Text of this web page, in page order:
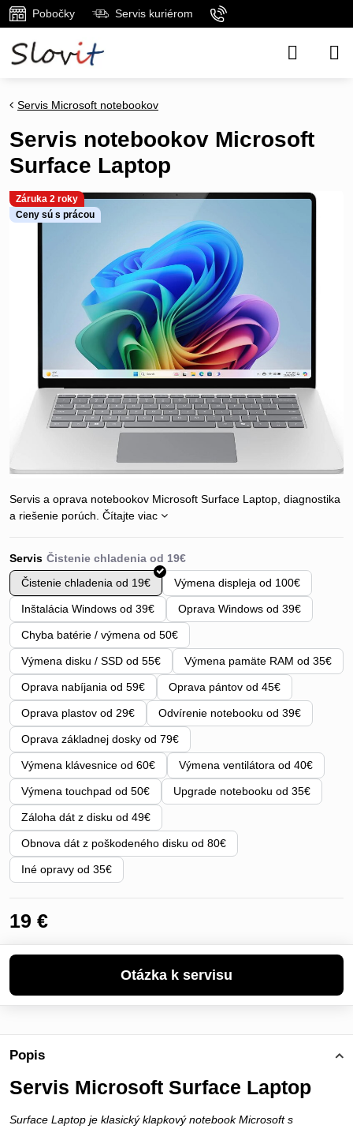
Pobočky Servis kuriérom
Záruka 2 roky
Ceny sú s prácou
Servis Microsoft notebookov
Servis notebookov Microsoft
Surface Laptop
Servis a oprava notebookov Microsoft Surface Laptop, diagnostika
a riešenie porúch. Čítajte viac
Servis
Čistenie chladenia od 19€
Výmena displeja od 100€
Inštalácia Windows od 39€ Oprava Windows od 39€
Chyba batérie / výmena od 50€
Výmena disku / SSD od 55€ Výmena pamäte RAM od 35€
Oprava nabíjania od 59€ Oprava pántov od 45€
Oprava plastov od 29€ Odvírenie notebooku od 39€
Oprava základnej dosky od 79€
Výmena klávesnice od 60€ Výmena ventilátora od 40€
Výmena touchpad od 50€ Upgrade notebooku od 35€
Záloha dát z disku od 49€
Obnova dát z poškodeného disku od 80€
Iné opravy od 35€
19 €
Popis
Servis Microsoft Surface Laptop
Surface Laptop je klasický klapkový notebook Microsoft s